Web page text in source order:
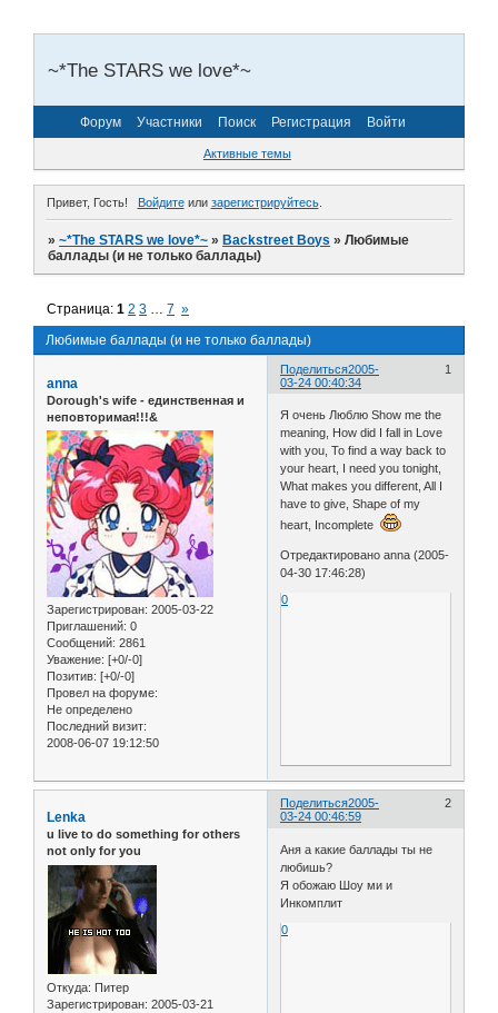
~*The STARS we love*~
Форум Участники Поиск Регистрация Войти
Активные темы
Привет, Гость! Войдитеили зарегистрируйтесь.
»~*The STARS we love*~ »Backstreet Boys »Любимые
баллады (и не только баллады)
Любимые баллады (и не только баллады)
Страница:1 2 3 … 7 »
Поделиться 1
2005-
03-24 00:40:34
anna
Dorough's wife - единственная и
неповторимая!!!&
Зарегистрирован: 2005-03-22
Приглашений: 0
Сообщений: 2861
Уважение: [+0/-0]
Позитив: [+0/-0]
Провел на форуме:
Не определено
Последний визит:
2008-06-07 19:12:50
Я очень Люблю Show me the
meaning, How did I fall in Love
with you, To find a way back to
your heart, I need you tonight,
What makes you different, All I
have to give, Shape of my
heart, Incomplete
Отредактировано anna (2005-
04-30 17:46:28)
0
Поделиться 2
2005-
03-24 00:46:59
Lenka
u live to do something for others
not only for you
Откуда: Питер
Зарегистрирован: 2005-03-21
Аня а какие баллады ты не
любишь?
Я обожаю Шоу ми и
Инкомплит
0